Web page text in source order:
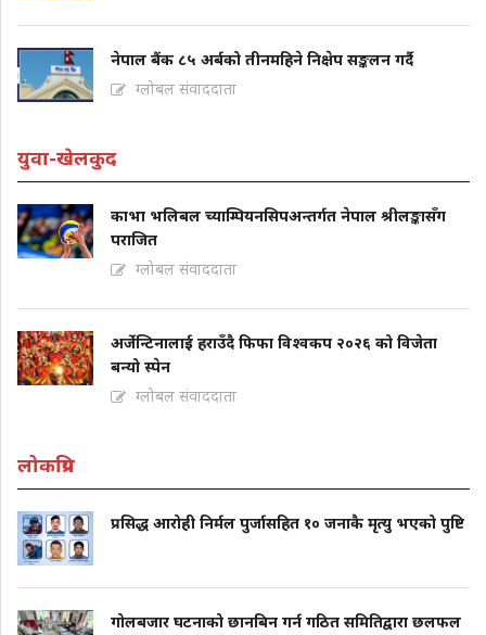
नेपाल बैंक ८५ अर्बको तीनमहिने निक्षेप सङ्कलन गर्दै
ग्लोबल संवाददाता
युवा-खेलकुद
काभा भलिबल च्याम्पियनसिपअन्तर्गत नेपाल श्रीलङ्कासँग
पराजित
ग्लोबल संवाददाता
अर्जेन्टिनालाई हराउँदै फिफा विश्वकप २०२६ को विजेता
बन्यो स्पेन
ग्लोबल संवाददाता
लोकप्रिय
प्रसिद्ध आरोही निर्मल पुर्जासहित १० जनाकै मृत्यु भएको पुष्टि
गोलबजार घटनाको छानबिन गर्न गठित समितिद्वारा छलफल